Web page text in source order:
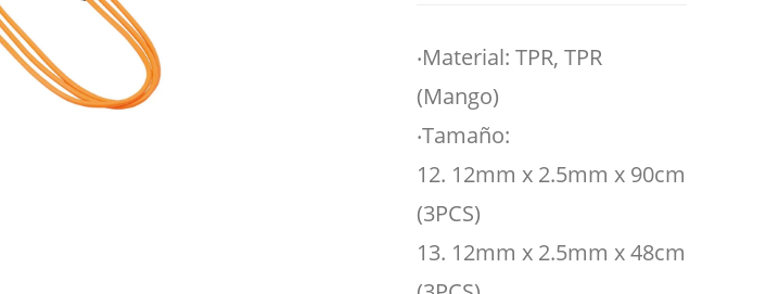
‧Material: TPR, TPR
(Mango)
‧Tamaño:
12. 12mm x 2.5mm x 90cm
(3PCS)
13. 12mm x 2.5mm x 48cm